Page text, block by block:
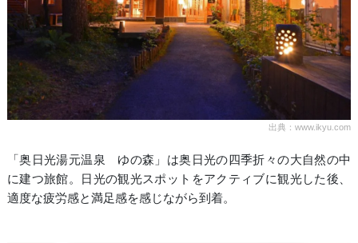
出典：www.ikyu.com
「奥日光湯元温泉 ゆの森」は奥日光の四季折々の大自然の中
に建つ旅館。日光の観光スポットをアクティブに観光した後、
適度な疲労感と満足感を感じながら到着。